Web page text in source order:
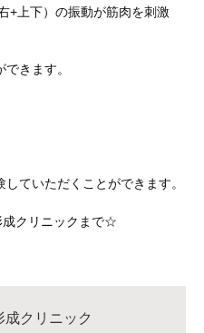
+上下）の振動が筋肉を刺激
きます。
ていただくことができます。
成クリニックまで☆
成クリニック